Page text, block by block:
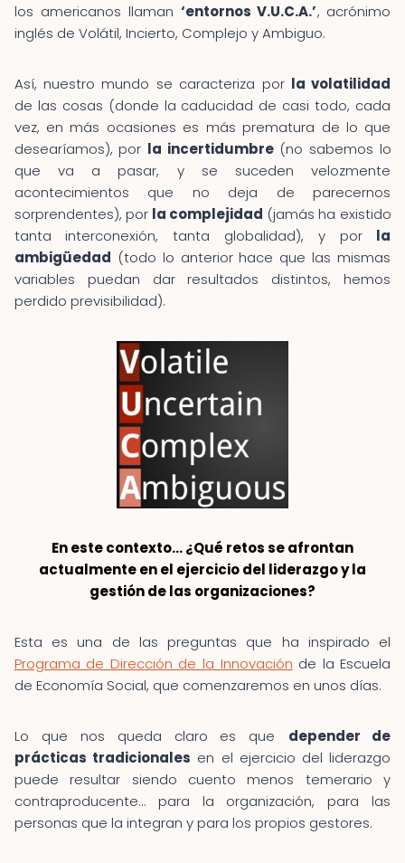
los americanos llaman ‘entornos V.U.C.A.’, acrónimo
inglés de Volátil, Incierto, Complejo y Ambiguo.
Así, nuestro mundo se caracteriza por la volatilidad
de las cosas (donde la caducidad de casi todo, cada
vez, en más ocasiones es más prematura de lo que
desearíamos), por la incertidumbre(no sabemos lo
que va a pasar, y se suceden velozmente
acontecimientos que no deja de parecernos
sorprendentes), por la complejidad (jamás ha existido
tanta interconexión, tanta globalidad), y por la
ambigüedad (todo lo anterior hace que las mismas
variables puedan dar resultados distintos, hemos
perdido previsibilidad).
En este contexto… ¿Qué retos se afrontan
actualmente en el ejercicio del liderazgo y la
gestión de las organizaciones?
Esta es una de las preguntas que ha inspirado el
Programa de Dirección de la Innovación de la Escuela
de Economía Social, que comenzaremos en unos días.
Lo que nos queda claro es que depender de
prácticas tradicionales en el ejercicio del liderazgo
puede resultar siendo cuento menos temerario y
contraproducente… para la organización, para las
personas que la integran y para los propios gestores.